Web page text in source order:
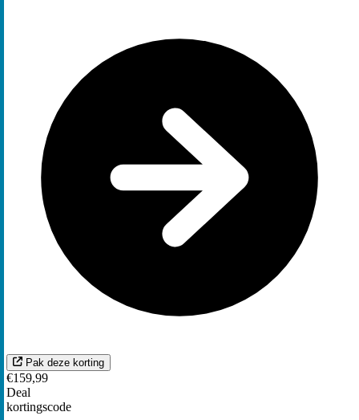
Pak deze korting
€159,99
Deal
kortingscode